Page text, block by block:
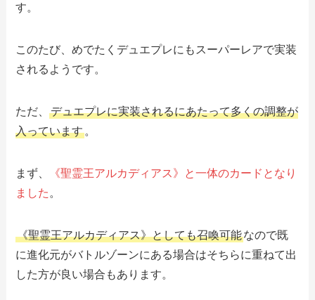
す。
このたび、めでたくデュエプレにもスーパーレアで実装
されるようです。
ただ、デュエプレに実装されるにあたって多くの調整が
入っています 。
まず、
《聖霊王アルカディアス》と一体のカードとなり
ました 。
《聖霊王アルカディアス》としても召喚可能なので既
に進化元がバトルゾーンにある場合はそちらに重ねて出
した方が良い場合もあります。